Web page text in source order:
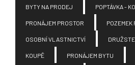
BYTY NA PRODEJ POPTÁVKA -
PRONÁJEM PROSTOR POZEMEK
OSOBNÍ VLASTNICTVÍ
KOUPĚ PRONÁJEM BYTU